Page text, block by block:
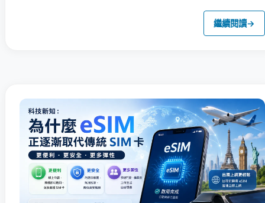
繼續閱讀→